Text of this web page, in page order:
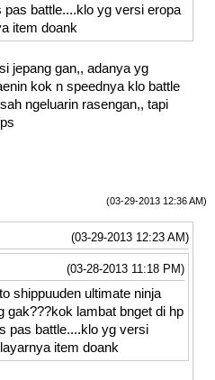
battle....klo yg versi eropa
item doank
jepang gan,, adanya yg
kok n speednya klo battle
ngeluarin rasengan,, tapi
(03-29-2013 12:36 AM)
(03-29-2013 12:23 AM)
(03-28-2013 11:18 PM)
shippuuden ultimate ninja
gak???kok lambat bnget di hp
pas battle....klo yg versi
item doank